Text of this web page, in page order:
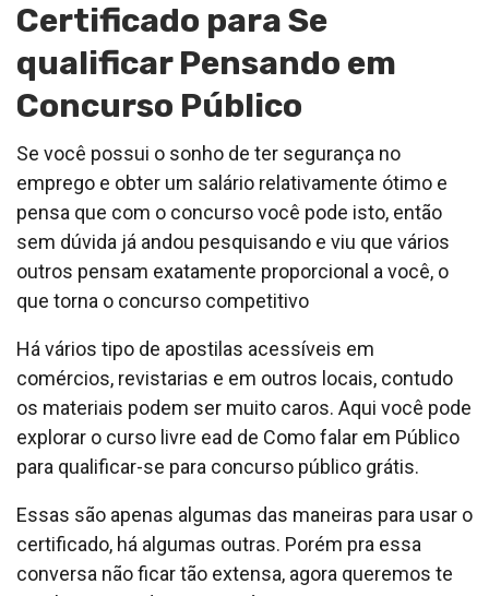
Certificado para Se
qualificar Pensando em
Concurso Público
Se você possui o sonho de ter segurança no
emprego e obter um salário relativamente ótimo e
pensa que com o concurso você pode isto, então
sem dúvida já andou pesquisando e viu que vários
outros pensam exatamente proporcional a você, o
que torna o concurso competitivo
Há vários tipo de apostilas acessíveis em
comércios, revistarias e em outros locais, contudo
os materiais podem ser muito caros. Aqui você pode
explorar o curso livre ead de Como falar em Público
para qualificar-se para concurso público grátis.
Essas são apenas algumas das maneiras para usar o
certificado, há algumas outras. Porém pra essa
conversa não ficar tão extensa, agora queremos te